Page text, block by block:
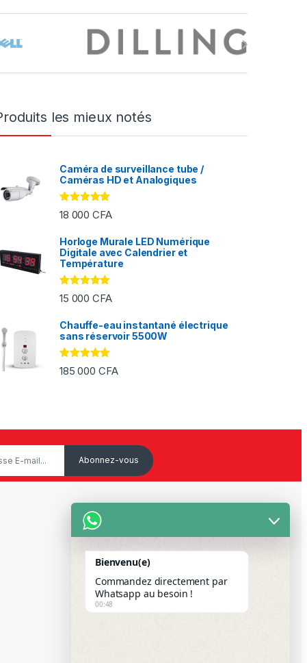
à 2 000 CFA
les mieux notés
Caméra de surveillance tube /
Caméras HD et Analogiques
Note5.00
sur 5
18 000CFA
Horloge Murale LED Numérique
Digitale avec Calendrier et
Température
Note5.00
sur 5
15 000CFA
Chauffe-eau instantané électrique
sans réservoir 5500W
Note5.00
sur 5
185 000 CFA
Service Client
Mon Compte
Suivre votre commande
Paiement Par Wave & Orange
Money
Bienvenu(e)
Commandez directement par
Whatsapp au besoin !
00:48